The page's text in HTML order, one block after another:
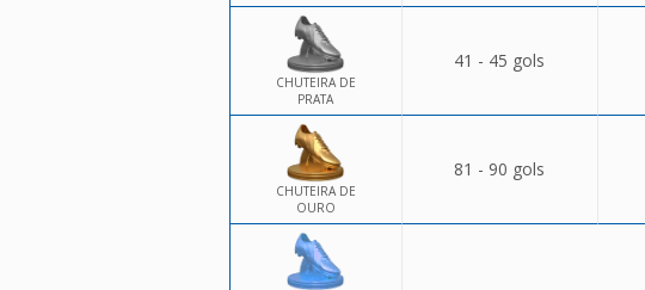
CHUTEIRA DE
PRATA
41 - 45 gols
CHUTEIRA DE
OURO
81 - 90 gols